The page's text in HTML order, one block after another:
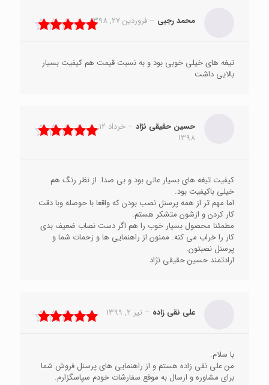
محمد رجبی – فروردین 27, 1398
تیغه های خیلی خوبی بود و به نسبت قیمت هم کیفیت بسیار
بالایی داشت
حسین حقیقی نژاد –
خرداد 12,
1398
کیفیت تیغه های بسیار عالی بود و بی صدا. از نظر رنگ هم
خیلی باکیفیت بود.
اما مهم تر از همه پرسنل نصب بودن که واقعا با حوصله وبا دقت
کار کردن و ازشون متشکر هستم.
مطمئنا محصول بسیار خوب را هم اگر دست نصاب ضعیف بدی
کار را خراب می کنه. ممنون از راهنمایی ها و زحمات شما و
پرسنل نصبتون.
ارادتمند حسین حقیقی نژاد
علی نقی زاده – تیر 2, 1399
با سلام.
من علی نقی زاده هستم و از راهنمایی های پرسنل فروش شما
برای مشاوره و ارسال به موقع سفارشات خودم سپاسگزارم.